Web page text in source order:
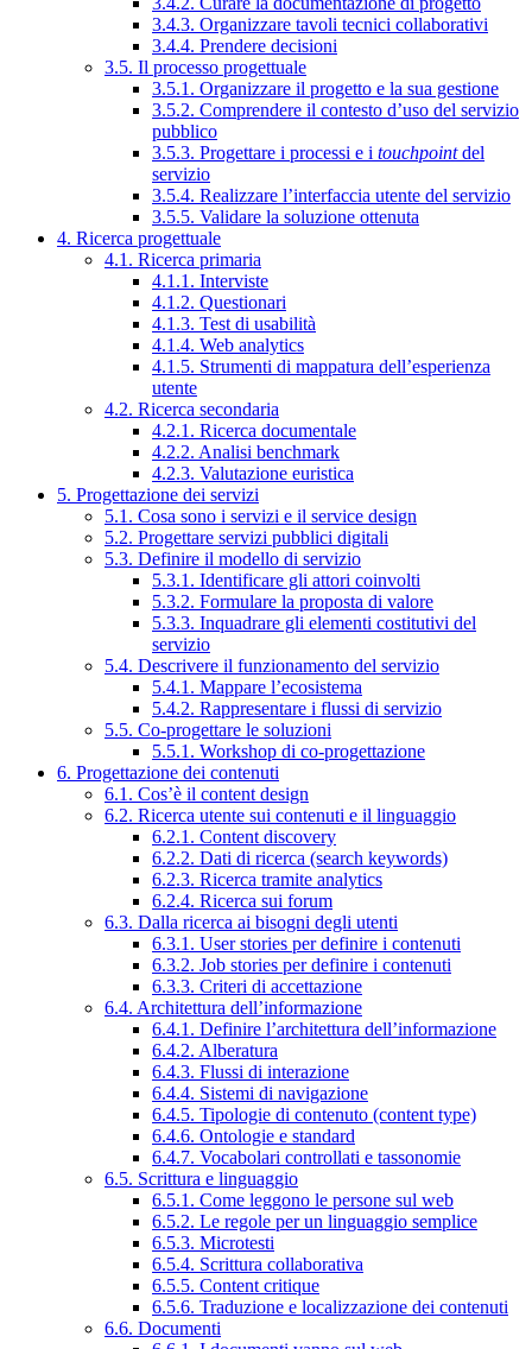
3.4.3. Organizzare tavoli tecnici collaborativi
3.4.4. Prendere decisioni
3.5. Il processo progettuale
3.5.1. Organizzare il progetto e la sua gestione
3.5.2. Comprendere il contesto d’uso del servizio
pubblico
3.5.3. Progettare i processi e i touchpointdel
servizio
3.5.4. Realizzare l’interfaccia utente del servizio
3.5.5. Validare la soluzione ottenuta
4. Ricerca progettuale
4.1. Ricerca primaria
4.1.1. Interviste
4.1.2. Questionari
4.1.3. Test di usabilità
4.1.4. Web analytics
4.1.5. Strumenti di mappatura dell’esperienza
utente
4.2. Ricerca secondaria
4.2.1. Ricerca documentale
4.2.2. Analisi benchmark
4.2.3. Valutazione euristica
5. Progettazione dei servizi
5.1. Cosa sono i servizi e il service design
5.2. Progettare servizi pubblici digitali
5.3. Definire il modello di servizio
5.3.1. Identificare gli attori coinvolti
5.3.2. Formulare la proposta di valore
5.3.3. Inquadrare gli elementi costitutivi del
servizio
5.4. Descrivere il funzionamento del servizio
5.4.1. Mappare l’ecosistema
5.4.2. Rappresentare i flussi di servizio
5.5. Co-progettare le soluzioni
5.5.1. Workshop di co-progettazione
6. Progettazione dei contenuti
6.1. Cos’è il content design
6.2. Ricerca utente sui contenuti e il linguaggio
6.2.1. Content discovery
6.2.2. Dati di ricerca (search keywords)
6.2.3. Ricerca tramite analytics
6.2.4. Ricerca sui forum
6.3. Dalla ricerca ai bisogni degli utenti
6.3.1. User stories per definire i contenuti
6.3.2. Job stories per definire i contenuti
6.3.3. Criteri di accettazione
6.4. Architettura dell’informazione
6.4.1. Definire l’architettura dell’informazione
6.4.2. Alberatura
6.4.3. Flussi di interazione
6.4.4. Sistemi di navigazione
6.4.5. Tipologie di contenuto (content type)
6.4.6. Ontologie e standard
6.4.7. Vocabolari controllati e tassonomie
6.5. Scrittura e linguaggio
6.5.1. Come leggono le persone sul web
6.5.2. Le regole per un linguaggio semplice
6.5.3. Microtesti
6.5.4. Scrittura collaborativa
6.5.5. Content critique
6.5.6. Traduzione e localizzazione dei contenuti
6.6. Documenti